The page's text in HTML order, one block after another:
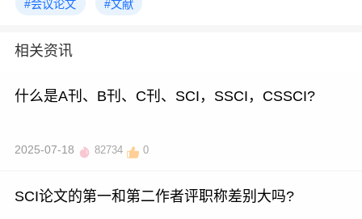
#会议论文 #文献
相关资讯
什么是A刊、B刊、C刊、SCI，SSCI，CSSCI?
2025-07-18 82734 0
SCI论文的第一和第二作者评职称差别大吗?